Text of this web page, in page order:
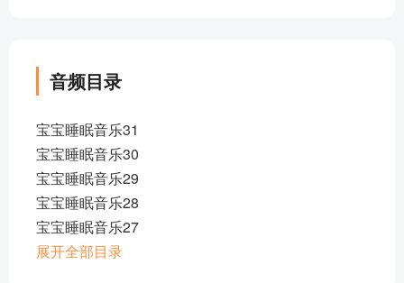
音频目录
宝宝睡眠音乐31
宝宝睡眠音乐30
宝宝睡眠音乐29
宝宝睡眠音乐28
宝宝睡眠音乐27
宝宝睡眠音乐26
展开全部目录